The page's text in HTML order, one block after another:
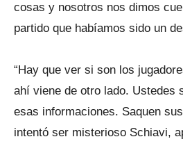
cosas y nosotros nos dimos
partido que habíamos sido un
“Hay que ver si son los
ahí viene de otro lado. Ustedes
esas informaciones. Saquen
intentó ser misterioso Schiavi,